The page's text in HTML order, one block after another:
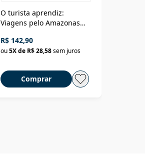
O turista aprendiz:
Viagens pelo Amazonas
até a Bolívia e por Marajó
até dizer chega
R$ 142,90
ou5X de R$ 28,58sem juros
Comprar